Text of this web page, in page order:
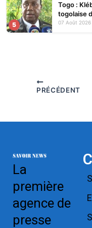
5
Togo :
togolaise
ouvrage
07 Août 2026
PRÉCÉDENT
La
première
agence de
presse